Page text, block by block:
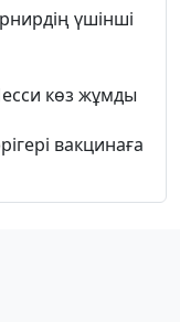
үшінші
көз жұмды
вакцинаға